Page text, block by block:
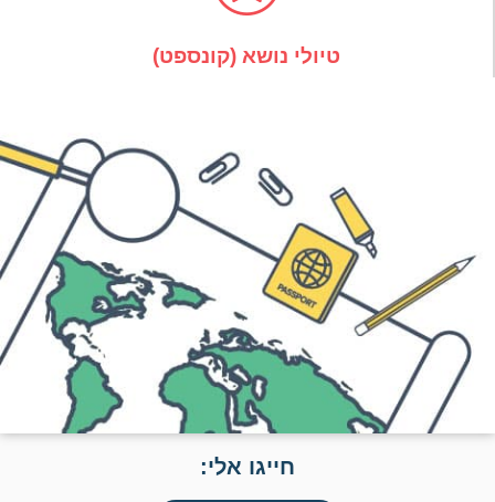
טיולי נושא (קונספט)
חייגו אלי: